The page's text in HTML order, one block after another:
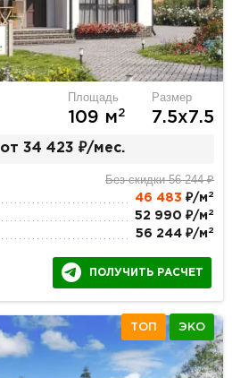
Площадь
109 м2
Размер
7.5х7.5
от 34 423 ₽/мес.
Без скидки 56 244 ₽
46 483 ₽/м 2
52 990 ₽/м 2
56 244 ₽/м 2
ПОЛУЧИТЬ РАСЧЕТ
ТОП ЭКО